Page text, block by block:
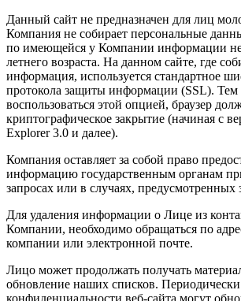
Данный сайт не предназначен для лиц
Компания не собирает персональные
по имеющейся у Компании информации не
летнего возраста. На данном сайте, где
информация, используется стандартное
протокола защиты информации (SSL). Тем
воспользоваться этой опцией, браузер
криптографическое закрытие (начиная с
Explorer 3.0 и далее).
Компания оставляет за собой право
информацию государственным органам
запросах или в случаях, предусмотренных
Для удаления информации о Лице из
Компании, необходимо обращаться по
компании или электронной почте.
Лицо может продолжать получать
обновление наших списков.
конфиденциальности веб-сайта могут